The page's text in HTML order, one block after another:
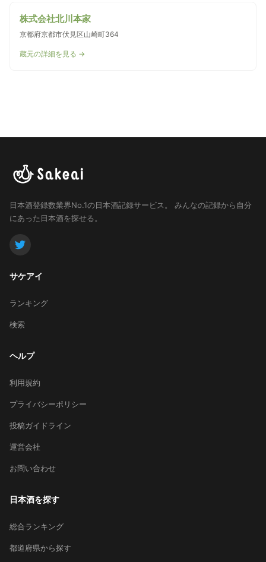
株式会社北川本家
京都府京都市伏見区山崎町364
蔵元の詳細を見る →
日本酒登録数業界No.1の日本酒記録サービス。
みんなの記録から自分
にあった日本酒を探せる。
サケアイ
ランキング
検索
ヘルプ
利用規約
プライバシーポリシー
投稿ガイドライン
運営会社
お問い合わせ
日本酒を探す
総合ランキング
都道府県から探す